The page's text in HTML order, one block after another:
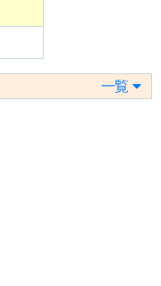
一覧